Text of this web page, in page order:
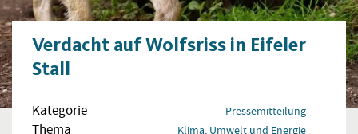
Verdacht auf Wolfsriss in Eifeler
Stall
Kategorie Pressemitteilung
Thema Klima, Umwelt und Energie